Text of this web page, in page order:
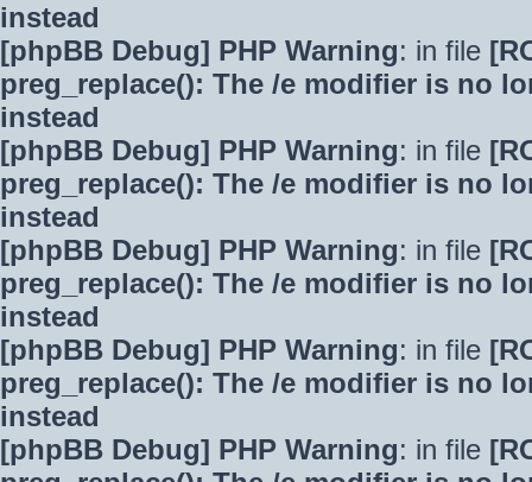
instead
[phpBB Debug] PHP Warning: in file
preg_replace(): The /e modifier is no
instead
[phpBB Debug] PHP Warning: in file
preg_replace(): The /e modifier is no
instead
[phpBB Debug] PHP Warning: in file
preg_replace(): The /e modifier is no
instead
[phpBB Debug] PHP Warning: in file
preg_replace(): The /e modifier is no
instead
[phpBB Debug] PHP Warning: in file